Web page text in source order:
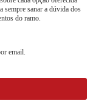
sempre sanar a dúvida dos
do ramo.
email.